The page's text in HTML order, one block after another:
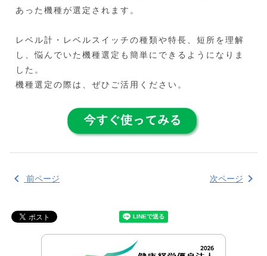
あった機種が選定されます。
レベル計・レベルスイッチの種類や特長、短所を理解
し、悩んでいた機種選定も簡単にできるようになりま
した。
機種選定の際は、ぜひご活用ください。
chevron_left 前ページ 次ページ chevron_right